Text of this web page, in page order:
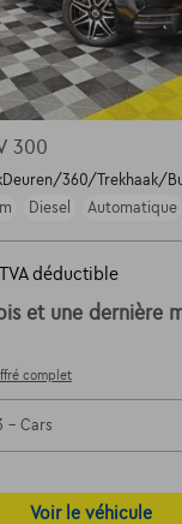
300
360/Trekhaak/
Diesel Automatique
TVA déductible
et une dernière
complet
- Cars
Voir le véhicule